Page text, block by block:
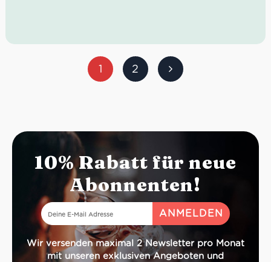
1 2
10% Rabatt für neue
Abonnenten!
Wir versenden maximal 2 Newsletter pro Monat
mit unseren exklusiven Angeboten und